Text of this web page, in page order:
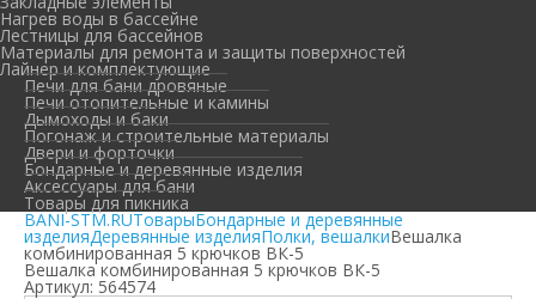
Нагрев воды в бассейне
Лестницы для бассейнов
Материалы для ремонта и защиты поверхностей
Лайнер и комплектующие
Печи для бани дровяные
Печи отопительные и камины
Дымоходы и баки
Погонаж и строительные материалы
Двери и форточки
Бондарные и деревянные изделия
Аксессуары для бани
Товары для пикника
BANI-STM.RUТоварыБондарные и деревянные
изделияДеревянные изделияПолки, вешалкиВешалка
комбинированная 5 крючков ВК-5
Вешалка комбинированная 5 крючков ВК-5
Артикул: 564574